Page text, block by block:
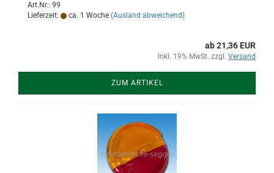
Art.Nr.: 99
Lieferzeit:
ca. 1 Woche (Ausland abweichend)
ab 21,36 EUR
inkl. 19% MwSt. zzgl. Versand
ZUM ARTIKEL